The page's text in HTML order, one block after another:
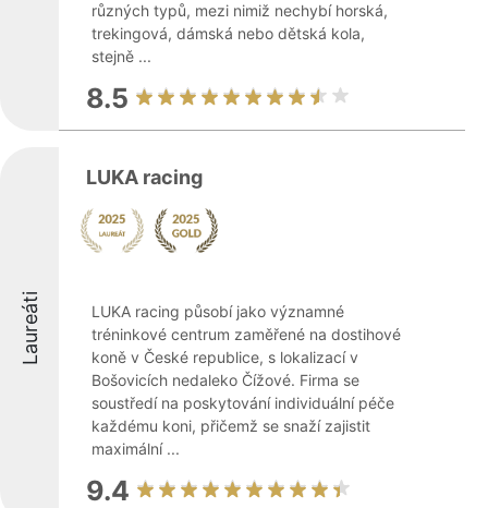
různých typů, mezi nimiž nechybí horská,
trekingová, dámská nebo dětská kola,
stejně ...
8.5
Laureáti
LUKA racing
LUKA racing působí jako významné
tréninkové centrum zaměřené na dostihové
koně v České republice, s lokalizací v
Bošovicích nedaleko Čížové. Firma se
soustředí na poskytování individuální péče
každému koni, přičemž se snaží zajistit
maximální ...
9.4